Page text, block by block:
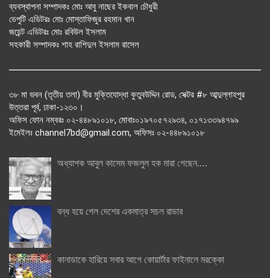
ব্যবস্থাপনা সম্পাদকঃ মোঃ আবু নাছের ইকবাল চৌধুরী
ডেপুটি এডিটরঃ মোঃ মোস্তাফিজুর রহমান খান
জয়েন্ট এডিটরঃ মোঃ রবিউল ইসলাম
সহকারী সম্পাদকঃ শাহ রাশিদুল ইসলাম রাসেল
৩৮ মা ভবন (তৃতীয় তলা) বীর মুক্তিযোদ্ধা কুতুবউদ্দিন রোড, সেক্টর #৮ আব্দুল্লাহপুর
উত্তরা পূর্ব, ঢাকা-১২৩০।
অফিস ফোন নম্বরঃ ০২-৪৪৮৯১০১৮, মোবাঃ০১৯৭০৫৭২৯৩৪, ০১৭১৩৩৯৪৭৯৯
ইমেইলঃ channel7bd@gmail.com, অফিসঃ ০২-৪৪৮৯১০১৮
অধ্যাপক আবুল কাসেম ফজলুল হক মারা গেছেন….
বন্ধ হয়ে গেল দেশের একমাত্র সচল রাডার
কানাডাকে হারিয়ে সবার আগে কোয়ার্টার ফাইনালে মরক্কো